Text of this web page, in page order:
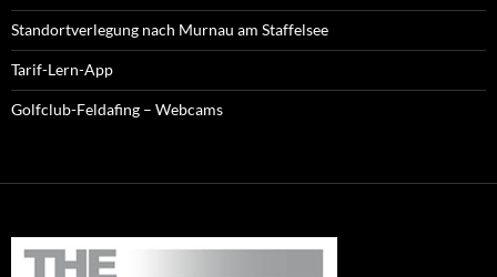
Standortverlegung nach Murnau am Staffelsee
Tarif-Lern-App
Golfclub-Feldafing – Webcams